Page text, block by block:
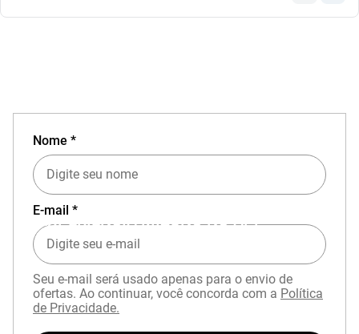
EXPERIÊNCIA MIZUNO NO APP
Nome *
E-mail *
Seu e-mail será usado apenas para o envio de
ofertas. Ao continuar, você concorda com a Política
de Privacidade.